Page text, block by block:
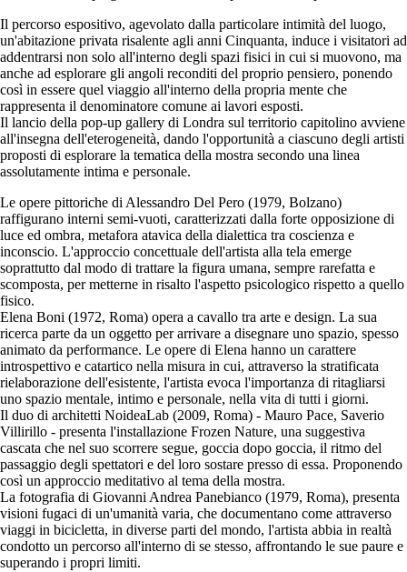
Il percorso espositivo, agevolato dalla particolare intimità del luogo,
un'abitazione privata risalente agli anni Cinquanta, induce i visitatori ad
addentrarsi non solo all'interno degli spazi fisici in cui si muovono, ma
anche ad esplorare gli angoli reconditi del proprio pensiero, ponendo
così in essere quel viaggio all'interno della propria mente che
rappresenta il denominatore comune ai lavori esposti.
Il lancio della pop-up gallery di Londra sul territorio capitolino avviene
all'insegna dell'eterogeneità, dando l'opportunità a ciascuno degli artisti
proposti di esplorare la tematica della mostra secondo una linea
assolutamente intima e personale.
Le opere pittoriche di Alessandro Del Pero (1979, Bolzano)
raffigurano interni semi-vuoti, caratterizzati dalla forte opposizione di
luce ed ombra, metafora atavica della dialettica tra coscienza e
inconscio. L'approccio concettuale dell'artista alla tela emerge
soprattutto dal modo di trattare la figura umana, sempre rarefatta e
scomposta, per metterne in risalto l'aspetto psicologico rispetto a quello
fisico.
Elena Boni (1972, Roma) opera a cavallo tra arte e design. La sua
ricerca parte da un oggetto per arrivare a disegnare uno spazio, spesso
animato da performance. Le opere di Elena hanno un carattere
introspettivo e catartico nella misura in cui, attraverso la stratificata
rielaborazione dell'esistente, l'artista evoca l'importanza di ritagliarsi
uno spazio mentale, intimo e personale, nella vita di tutti i giorni.
Il duo di architetti NoideaLab (2009, Roma) - Mauro Pace, Saverio
Villirillo - presenta l'installazione Frozen Nature, una suggestiva
cascata che nel suo scorrere segue, goccia dopo goccia, il ritmo del
passaggio degli spettatori e del loro sostare presso di essa. Proponendo
così un approccio meditativo al tema della mostra.
La fotografia di Giovanni Andrea Panebianco (1979, Roma), presenta
visioni fugaci di un'umanità varia, che documentano come attraverso
viaggi in bicicletta, in diverse parti del mondo, l'artista abbia in realtà
condotto un percorso all'interno di se stesso, affrontando le sue paure e
superando i propri limiti.